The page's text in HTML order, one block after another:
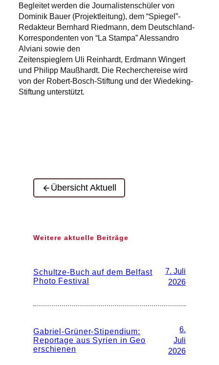
Begleitet werden die Journalistenschüler von
Dominik Bauer (Projektleitung), dem “Spiegel”-
Redakteur Bernhard Riedmann, dem Deutschland-
Korrespondenten von “La Stampa” Alessandro
Alviani sowie den
Zeitenspieglern Uli Reinhardt, Erdmann Wingert
und Philipp Maußhardt. Die Recherchereise wird
von der Robert-Bosch-Stiftung und der Wiedeking-
Stiftung unterstützt.
Übersicht Aktuell
Weitere aktuelle Beiträge
Schultze-Buch auf dem Belfast
Photo Festival
7. Juli
2026
Gabriel-Grüner-Stipendium:
Reportage aus Syrien in Geo
erschienen
6.
Juli
2026